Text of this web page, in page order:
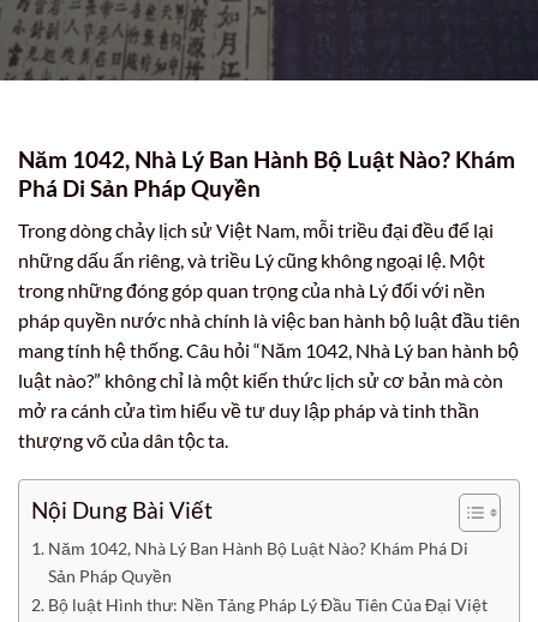
Năm 1042, Nhà Lý Ban Hành Bộ Luật Nào? Khám
Phá Di Sản Pháp Quyền
Trong dòng chảy lịch sử Việt Nam, mỗi triều đại đều để lại
những dấu ấn riêng, và triều Lý cũng không ngoại lệ. Một
trong những đóng góp quan trọng của nhà Lý đối với nền
pháp quyền nước nhà chính là việc ban hành bộ luật đầu tiên
mang tính hệ thống. Câu hỏi “Năm 1042, Nhà Lý ban hành bộ
luật nào?” không chỉ là một kiến thức lịch sử cơ bản mà còn
mở ra cánh cửa tìm hiểu về tư duy lập pháp và tinh thần
thượng võ của dân tộc ta.
Nội Dung Bài Viết
Năm 1042, Nhà Lý Ban Hành Bộ Luật Nào? Khám Phá Di
Sản Pháp Quyền
Bộ luật Hình thư: Nền Tảng Pháp Lý Đầu Tiên Của Đại Việt